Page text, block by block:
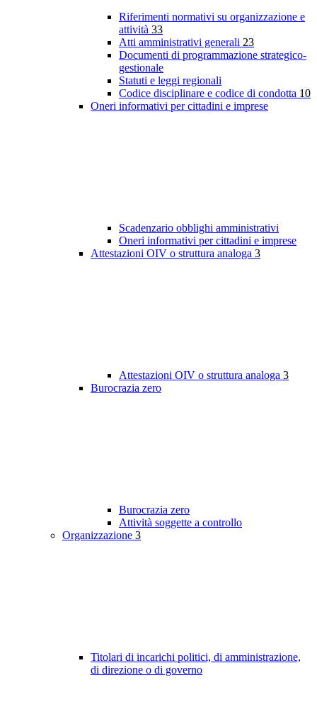
Riferimenti normativi su organizzazione e
attività 33
Atti amministrativi generali 23
Documenti di programmazione strategico-
gestionale
Statuti e leggi regionali
Codice disciplinare e codice di condotta 10
Oneri informativi per cittadini e imprese
Scadenzario obblighi amministrativi
Oneri informativi per cittadini e imprese
Attestazioni OIV o struttura analoga 3
Attestazioni OIV o struttura analoga 3
Burocrazia zero
Burocrazia zero
Attività soggette a controllo
Organizzazione 3
Titolari di incarichi politici, di amministrazione,
di direzione o di governo